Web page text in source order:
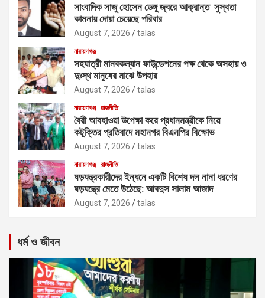
সাংবাদিক সাজু হোসেন ডেঙ্গু জ্বরে আক্রান্ত সুস্থতা
কামনায় দোয়া চেয়েছে পরিবার
August 7, 2026 talas
নারায়ণগঞ্জ
সহযাত্রী মানবকল্যান ফাউন্ডেশনের পক্ষ থেকে অসহায় ও
দুঃস্থ মানুষের মাঝে উপহার
August 7, 2026 talas
নারায়ণগঞ্জ রাজনীতি
বৈরী আবহাওয়া উপেক্ষা করে প্রধানমন্ত্রীকে নিয়ে
কটূক্তির প্রতিবাদে মহানগর বিএনপির বিক্ষোভ
August 7, 2026 talas
নারায়ণগঞ্জ রাজনীতি
ষড়যন্ত্রকারীদের ইন্ধনে একটি বিশেষ দল নানা ধরণের
ষড়যন্ত্রে মেতে উঠেছে: আবদুস সালাম আজাদ
August 7, 2026 talas
ধর্ম ও জীবন